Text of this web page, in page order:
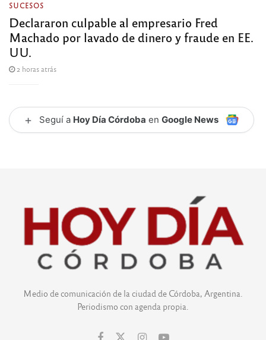
SUCESOS
Declararon culpable al empresario Fred
Machado por lavado de dinero y fraude en EE.
UU.
2 horas atrás
+ Seguí a Hoy Día Córdoba en Google News
Medio de comunicación de la ciudad de Córdoba, Argentina.
Periodismo con agenda propia.